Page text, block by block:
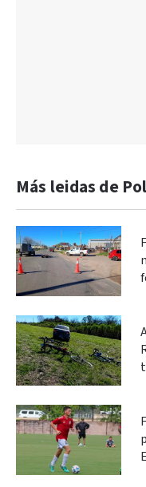
Más leidas de